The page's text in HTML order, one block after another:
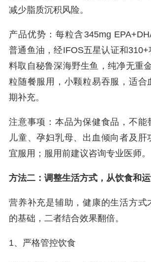
减少脂质沉积风险。
产品优势：每粒含345mg
普通鱼油，经IFOS五星认证和
料取自秘鲁深海野生鱼，纯净无重
粒随餐服用，小颗粒易吞服，适合
期补充。
注意事项：本品为保健食品，不能
儿童、孕妇乳母、出血倾向者及肝
宜服用；服用前建议咨询专业医师。
方法二：调整生活方式，从饮食和
营养补充是辅助，健康的生活方式
的基础，二者结合效果翻倍。
1、严格管控饮食